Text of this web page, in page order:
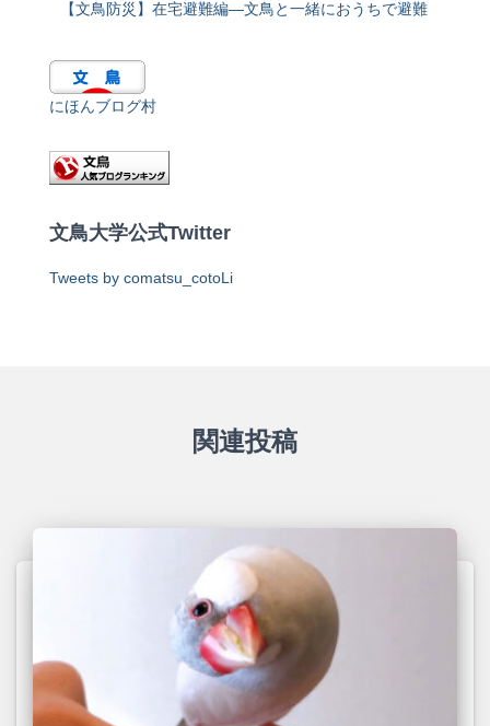
【文鳥防災】在宅避難編―文鳥と一緒におうちで避難
にほんブログ村
文鳥大学公式Twitter
Tweets by comatsu_cotoLi
関連投稿